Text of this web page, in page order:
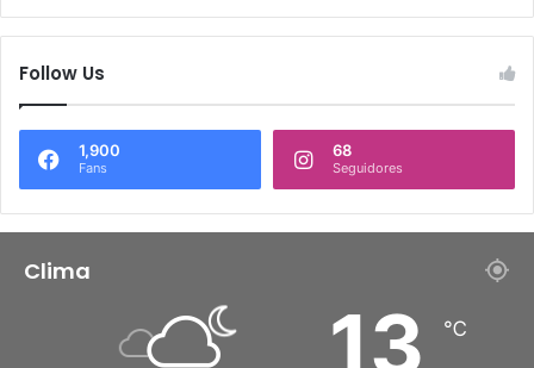
Follow Us
1,900
Fans
68
Seguidores
Clima
13 ℃